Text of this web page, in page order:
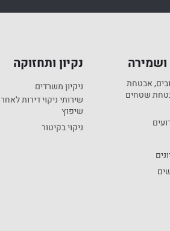
אבטחת
שטחים
נקיון ותחזוקה
ניקיון משרדים
שירותי ניקוי דירות לאחר
שיפוץ
ניקוי בקיטור